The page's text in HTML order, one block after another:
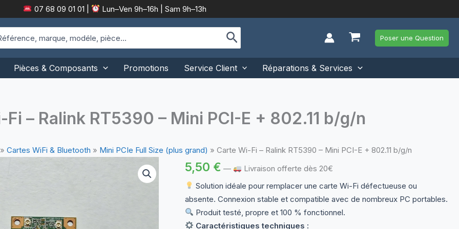
07 68 09 01 01 Lun–Ven 9h–16h | Sam 9h–13h
Poser une Question
Pièces & Composants Promotions Service Client Réparations & Services
– Ralink RT5390 – Mini PCI-E + 802.11 b/g/n
» Cartes WiFi & Bluetooth » Mini PCIe Full Size (plus grand) » Carte Wi-Fi – Ralink RT5390 – Mini PCI-E + 802.11 b/g/n
5,50 € —
Livraison offerte dès 20€
Solution idéale pour remplacer une carte Wi-Fi défectueuse ou
absente. Connexion stable et compatible avec de nombreux PC portables.
Produit testé, propre et 100 % fonctionnel.
Caractéristiques techniques :